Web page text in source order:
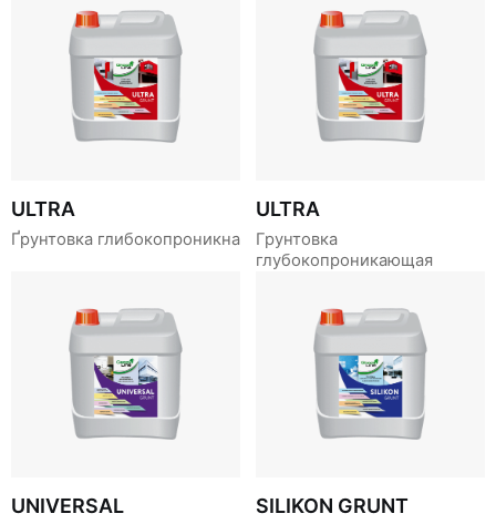
ULTRA
Ґрунтовка глибокопроникна
ULTRA
Грунтовка
глубокопроникающая
UNIVERSAL SILIKON GRUNT